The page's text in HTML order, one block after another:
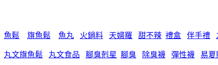
魚鬆 旗魚鬆 魚丸 火鍋料 天婦羅 甜不辣 禮盒 伴手禮
丸文旗魚鬆 丸文食品 腳臭剋星 腳臭 除臭襪 彈性襪 易夏